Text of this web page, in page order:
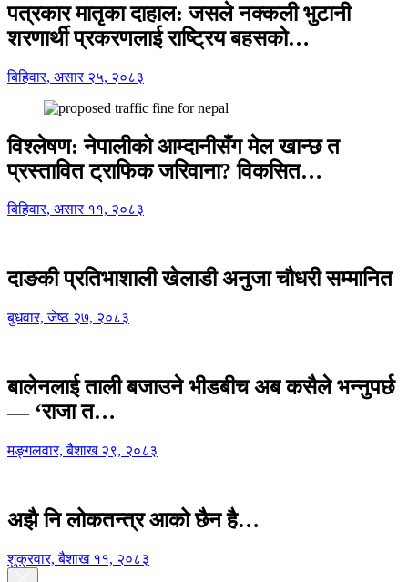
पत्रकार मातृका दाहाल: जसले नक्कली भुटानी
शरणार्थी प्रकरणलाई राष्ट्रिय बहसको…
बिहिवार, असार २५, २०८३
विश्लेषण: नेपालीको आम्दानीसँग मेल खान्छ त
प्रस्तावित ट्राफिक जरिवाना? विकसित…
बिहिवार, असार ११, २०८३
दाङकी प्रतिभाशाली खेलाडी अनुजा चौधरी सम्मानित
बुधवार, जेष्ठ २७, २०८३
बालेनलाई ताली बजाउने भीडबीच अब कसैले भन्नुपर्छ
— ‘राजा त…
मङ्गलवार, बैशाख २९, २०८३
अझै नि लोकतन्त्र आको छैन है…
शुक्रवार, बैशाख ११, २०८३